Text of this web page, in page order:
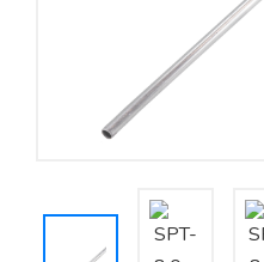
Nhà sản xuất thiết bị
Cung cấp giải pháp
Tư vấn – Thiết kế –